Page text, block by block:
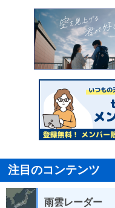
注目のコンテンツ
雨雲レーダー